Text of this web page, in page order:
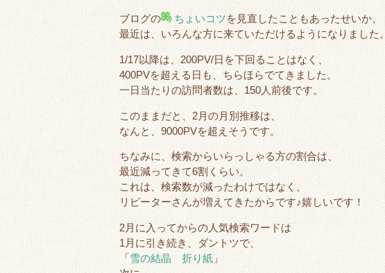
ブログの ちょいコツを見直したこともあったせいか、
最近は、いろんな方に来ていただけるようになりました。
1/17以降は、200PV/日を下回ることはなく、
400PVを超える日も、ちらほらでてきました。
一日当たりの訪問者数は、150人前後です。
このままだと、2月の月別推移は、
なんと、9000PVを超えそうです。
ちなみに、検索からいらっしゃる方の割合は、
最近減ってきて6割くらい。
これは、検索数が減ったわけではなく、
リピーターさんが増えてきたからです♪嬉しいです！
2月に入ってからの人気検索ワードは
1月に引き続き、ダントツで、
「 雪の結晶 折り紙 」